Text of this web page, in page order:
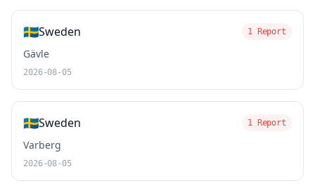
🇸🇪Sweden 1 Report
Gävle
2026-08-05
🇸🇪Sweden 1 Report
Varberg
2026-08-05